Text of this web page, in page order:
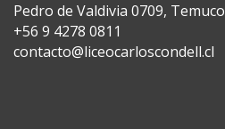
Pedro de Valdivia 0709, Temuco
+56 9 4278 0811
contacto@liceocarloscondell.cl